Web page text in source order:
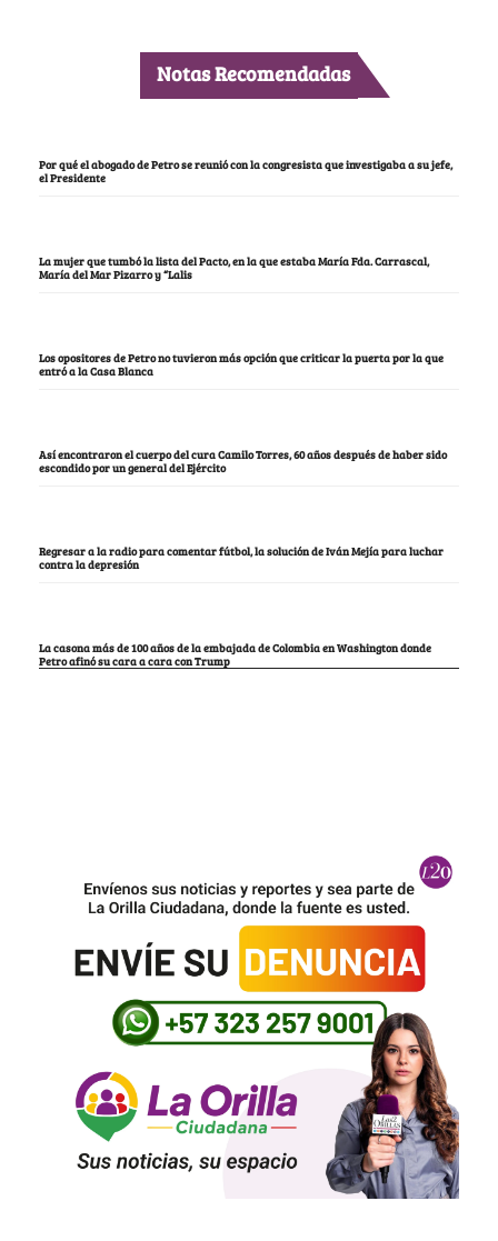
Notas Recomendadas
Por qué el abogado de Petro se reunió con la congresista que investigaba a su jefe,
el Presidente
La mujer que tumbó la lista del Pacto, en la que estaba María Fda. Carrascal,
María del Mar Pizarro y “Lalis
Los opositores de Petro no tuvieron más opción que criticar la puerta por la que
entró a la Casa Blanca
Así encontraron el cuerpo del cura Camilo Torres, 60 años después de haber sido
escondido por un general del Ejército
Regresar a la radio para comentar fútbol, la solución de Iván Mejía para luchar
contra la depresión
La casona más de 100 años de la embajada de Colombia en Washington donde
Petro afinó su cara a cara con Trump